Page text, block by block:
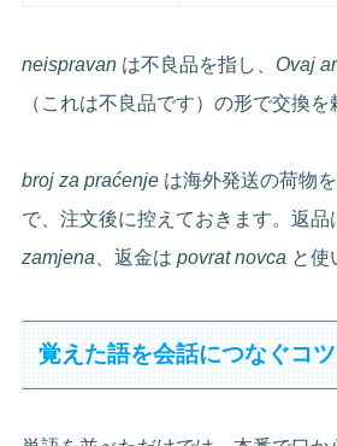
neispravan は不良品を指し、 Ovaj
（これは不良品です）の形で交換を
broj za praćenje は海外発送の荷物
で、注文後に控えておきます。返
zamjena 、返金はpovrat novca と使
覚えた語を会話につなぐコツ